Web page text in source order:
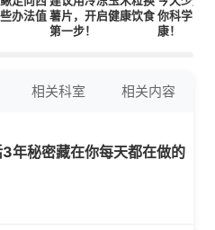
办法值 薯片，开启健康饮食
第一步！
你科学吃
康！
相关科室 相关内容
年秘密藏在你每天都在做的